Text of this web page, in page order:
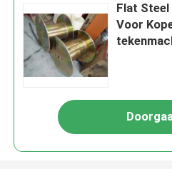
Flat Steel
Voor